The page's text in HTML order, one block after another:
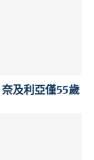
及利亞僅55歲